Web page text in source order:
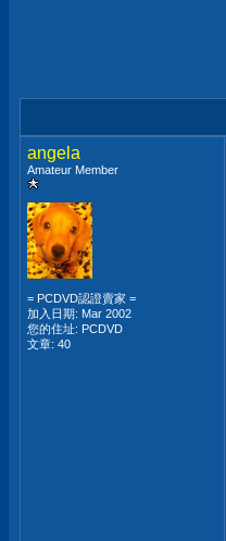
angela
Amateur Member
= PCDVD認證賣家 =
加入日期: Mar 2002
您的住址: PCDVD
文章: 40